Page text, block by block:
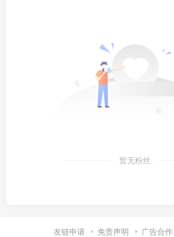
暂无粉丝
友链申请 免责声明 广告合作